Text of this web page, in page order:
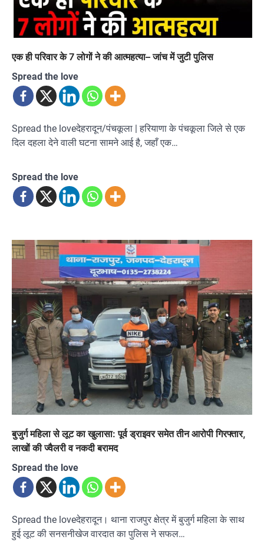
एक ही परिवार के 7 लोगों ने की आत्महत्या– जांच में जुटी पुलिस
Spread the love
Spread the loveदेहरादून/पंचकूला | हरियाणा के पंचकूला जिले से एक
दिल दहला देने वाली घटना सामने आई है, जहाँ एक…
Spread the love
बुजुर्ग महिला से लूट का खुलासा: पूर्व ड्राइवर समेत तीन आरोपी गिरफ्तार,
लाखों की ज्वैलरी व नकदी बरामद
Spread the love
Spread the loveदेहरादून। थाना राजपुर क्षेत्र में बुजुर्ग महिला के साथ
हुई लूट की सनसनीखेज वारदात का पुलिस ने सफल…